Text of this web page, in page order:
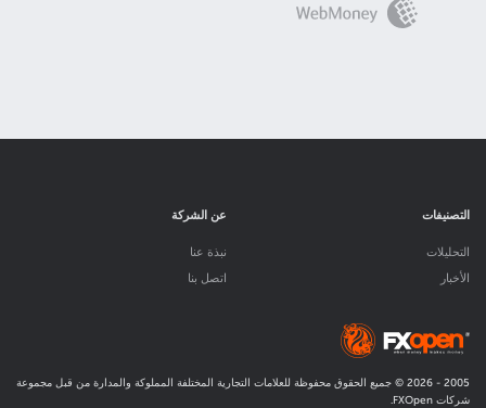
التصنيفات
التحليلات
الأخبار
عن الشركة
نبذة عنا
اتصل بنا
2005 -
2026 © جميع الحقوق محفوظة للعلامات التجارية المختلفة المملوكة والمدارة من قبل مجموعة
شركات FXOpen.